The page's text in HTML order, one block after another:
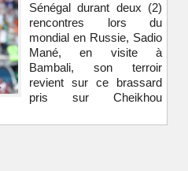
Sénégal durant deux (2)
rencontres lors du
mondial en Russie, Sadio
Mané, en visite à
Bambali, son terroir
revient sur ce brassard
pris sur Cheikhou